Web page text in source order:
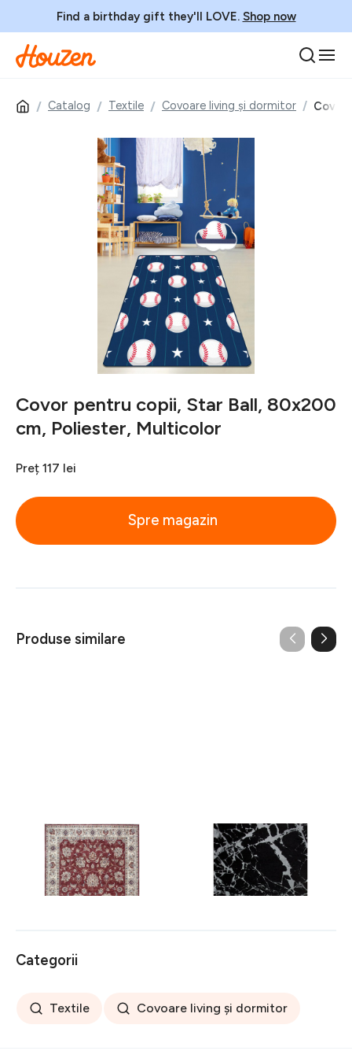
Find a birthday gift they'll LOVE. Shop now
Catalog Textile Covoare living și dormitor
Covor pentru copii, Star Ball, 80x200
cm, Poliester, Multicolor
Preț 117 lei
Spre magazin
Produse similare
Covor rezistent Eko, ALT
05 - Red, Ivory, 100%
poliester, 80 x 150 cm
256 lei
Covor rezistent SM 21 -
Black, Silver XW, 80x300
441 lei
Categorii
Textile Covoare living și dormitor